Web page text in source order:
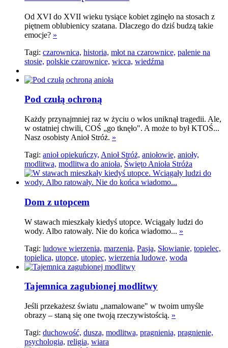
Od XVI do XVII wieku tysiące kobiet zginęło na stosach z
piętnem oblubienicy szatana. Dlaczego do dziś budzą takie
emocje? »
Tagi: czarownica, historia, młot na czarownice, palenie na
stosie, polskie czarownice, wicca, wiedźma
Pod czułą ochroną
Każdy przynajmniej raz w życiu o włos uniknął tragedii. Ale,
w ostatniej chwili, COŚ „go tknęło". A może to był KTOŚ...
Nasz osobisty Anioł Stróż. »
Tagi: anioł opiekuńczy, Anioł Stróż, aniołowie, anioły,
modlitwa, modlitwa do anioła, Święto Anioła Stróża
Dom z utopcem
W stawach mieszkały kiedyś utopce. Wciągały ludzi do
wody. Albo ratowały. Nie do końca wiadomo... »
Tagi: ludowe wierzenia, marzenia, Pasja, Słowianie, topielec,
topielica, utopce, utopiec, wierzenia ludowe, woda
Tajemnica zagubionej modlitwy
Jeśli przekażesz światu „namalowane" w twoim umyśle
obrazy – staną się one twoją rzeczywistością. »
Tagi: duchowość, dusza, modlitwa, pragnienia, pragnienie,
psychologia, religia, wiara